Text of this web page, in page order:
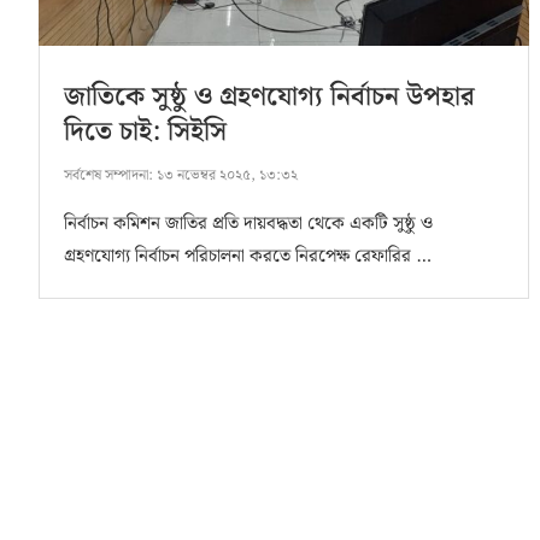
জাতিকে সুষ্ঠু ও গ্রহণযোগ্য নির্বাচন উপহার
দিতে চাই: সিইসি
সর্বশেষ সম্পাদনা: ১৩ নভেম্বর ২০২৫, ১৩:৩২
নির্বাচন কমিশন জাতির প্রতি দায়বদ্ধতা থেকে একটি সুষ্ঠু ও
গ্রহণযোগ্য নির্বাচন পরিচালনা করতে নিরপেক্ষ রেফারির …